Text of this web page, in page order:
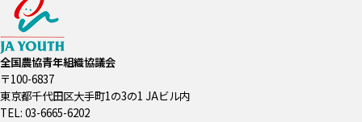
全国農協青年組織協議会
〒100-6837
東京都千代田区大手町1の3の1 JAビル内
TEL: 03-6665-6202